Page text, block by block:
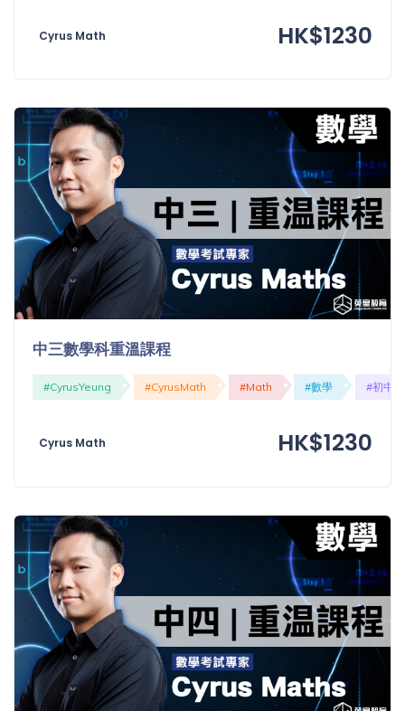
Cyrus Math HK$1230
中三數學科重溫課程
#CyrusYeung #CyrusMath #Math #數學 #初中
Cyrus Math HK$1230